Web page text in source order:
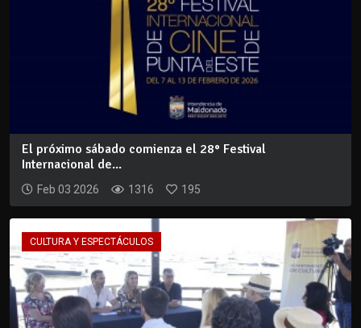
El próximo sábado comienza el 28° Festival
Internacional de...
Feb 03 2026 1316 195
CULTURA Y ESPECTÁCULOS